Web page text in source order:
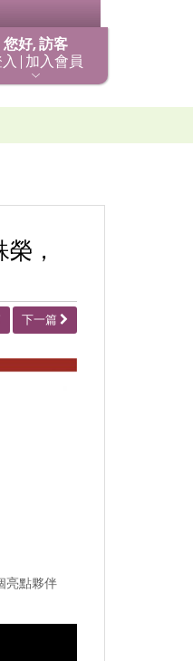
您好, 訪客
| 加入會員
，
下一篇
亮點夥伴